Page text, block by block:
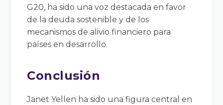
G20, ha sido una voz destacada en favor
de la deuda sostenible y de los
mecanismos de alivio financiero para
países en desarrollo.
Conclusión
Janet Yellen ha sido una figura central en